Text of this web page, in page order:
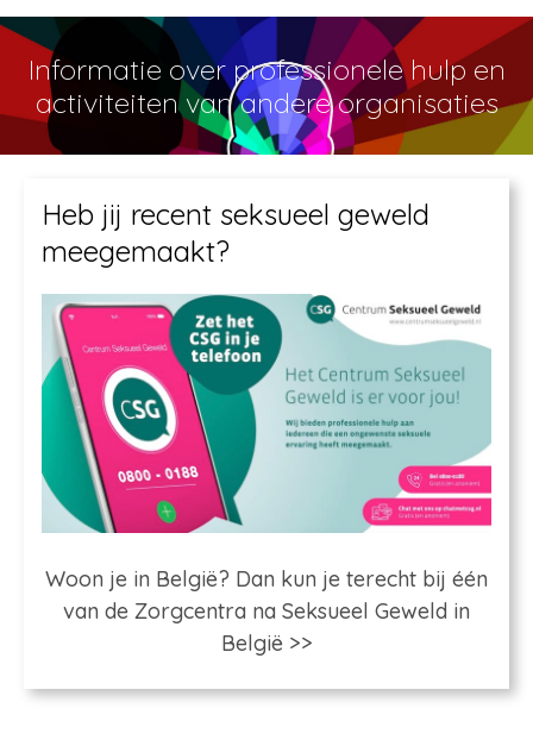
Informatie over professionele hulp en
activiteiten van andere organisaties
Heb jij recent seksueel geweld
meegemaakt?​
Woon je in België? Dan kun je terecht bij één
van de Zorgcentra na Seksueel Geweld in
België >>